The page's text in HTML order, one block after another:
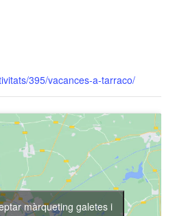
395/vacances-a-tarraco/
màrqueting galetes i